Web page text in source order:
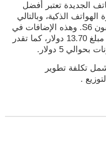
الجديدة تعتبر أفضل
الذكية، وبالتالي
فهي تتفوق على كاميرا جهاز أيفون S6. وهذه الإضافات في
خصائص الكاميرا كلفت الشركة مبلغ 13.70 دولار، كما تقدر
تكلفة تطوير
.